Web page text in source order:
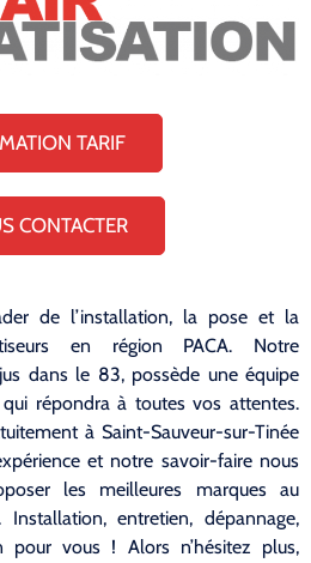
TARIF
CONTACTER
de l’installation, la pose et la
en région PACA. Notre
dans le 83, possède une équipe
répondra à toutes vos attentes.
à Saint-Sauveur-sur-Tinée
et notre savoir-faire nous
les meilleures marques au
entretien, dépannage,
pour vous ! Alors n’hésitez plus,